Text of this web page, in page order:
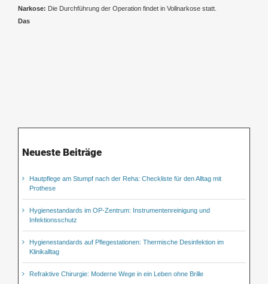
Narkose: Die Durchführung der Operation findet in Vollnarkose statt.
Das
Neueste Beiträge
Hautpflege am Stumpf nach der Reha: Checkliste für den Alltag mit
Prothese
Hygienestandards im OP-Zentrum: Instrumentenreinigung und
Infektionsschutz
Hygienestandards auf Pflegestationen: Thermische Desinfektion im
Klinikalltag
Refraktive Chirurgie: Moderne Wege in ein Leben ohne Brille